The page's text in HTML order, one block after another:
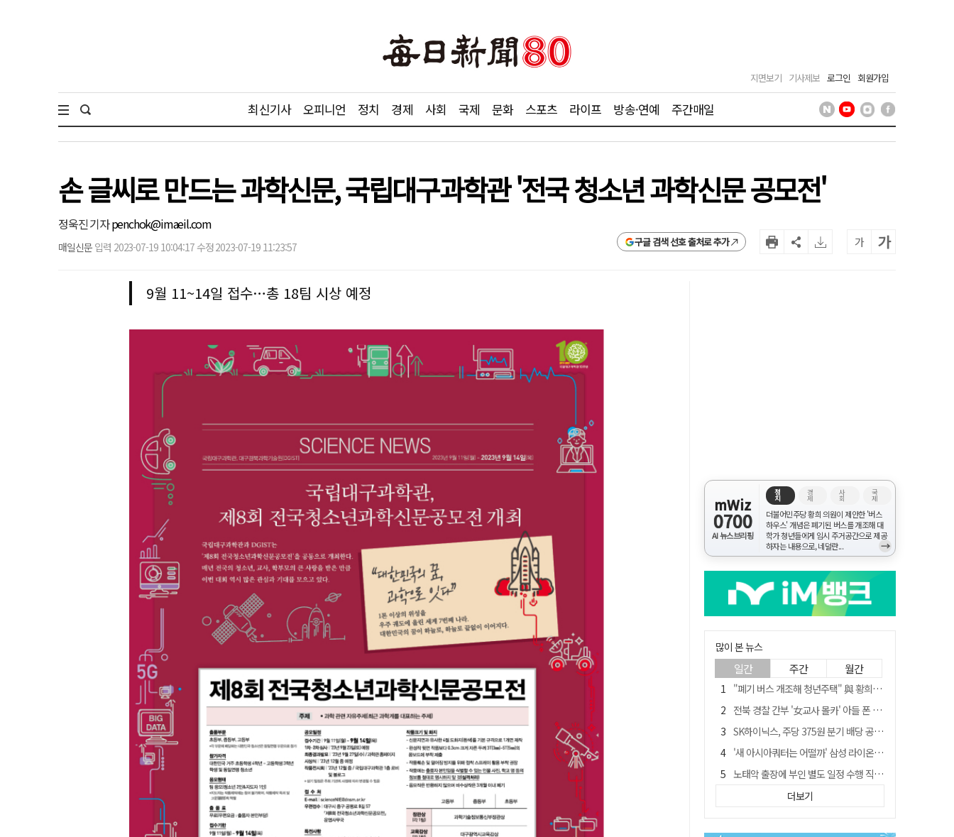
지면보기 기사제보 로그인 회원가입
최신기사 오피니언 정치 경제 사회 국제 문화 스포츠 라이프 방송·연예 주간매일
손 글씨로 만드는 과학신문, 국립대구과학관 '전국 청소년 과학신문 공모전'
정욱진 기자penchok@imaeil.com
매일신문 입력 2023-07-19 10:04:17 수정 2023-07-19 11:23:57 구글 검색 선호 출처로 추가 가 가
9월 11~14일 접수…총 18팀 시상 예정
mWiz
0700
AI 뉴스브리핑
정
치
경
제
사
회
국
제
더불어민주당 황희 의원이 제안한 '버스
하우스' 개념은 폐기된 버스를 개조해 대
학가 청년들에게 임시 주거공간으로 제공
하자는 내용으로, 네덜란...
→
많이 본 뉴스
일간 주간 월간
"폐기 버스 개조해 청년주택" 與 황희…'딸 학비는 年 4200만원'
전북 경찰 간부 '女교사 몰카' 아들 폰 부수고…"처벌 못하는 사안" 내부망에 글
SK하이닉스, 주당 375원 분기 배당 공시…"3분기 중 주주환원 방안 확정"
'새 아시아쿼터는 어떨까' 삼성 라이온즈, 새 얼굴 투수 미야모리 영입
노태악 출장에 부인 별도 일정 수행 직원도…보고서엔 '공식일정 참석'
'외도 의심' 아내 화장실에 묶고 불에 달군 공구로 고문…남편 검거
더보기